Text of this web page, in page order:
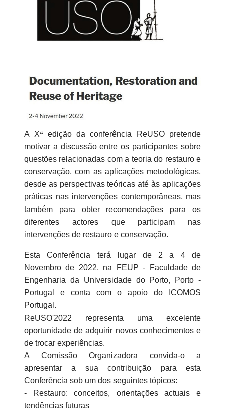
A Xª edição da conferência ReUSO pretende
motivar a discussão entre os participantes sobre
questões relacionadas com a teoria do restauro e
conservação, com as aplicações metodológicas,
desde as perspectivas teóricas até às aplicações
práticas nas intervenções contemporâneas, mas
também para obter recomendações para os
diferentes actores que participam nas
intervenções de restauro e conservação.
Esta Conferência terá lugar de 2 a 4 de
Novembro de 2022, na FEUP - Faculdade de
Engenharia da Universidade do Porto, Porto -
Portugal e conta com o apoio do ICOMOS
Portugal.
ReUSO'2022 representa uma excelente
oportunidade de adquirir novos conhecimentos e
de trocar experiências.
A Comissão Organizadora convida-o a
apresentar a sua contribuição para esta
Conferência sob um dos seguintes tópicos:
- Restauro: conceitos, orientações actuais e
tendências futuras